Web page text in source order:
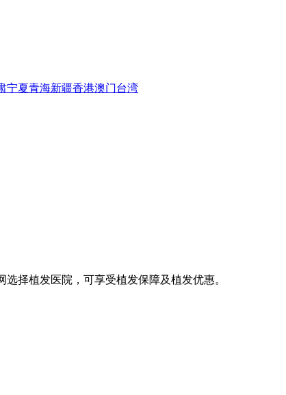
宁夏青海新疆香港澳门台湾
择植发医院，可享受植发保障及植发优惠。